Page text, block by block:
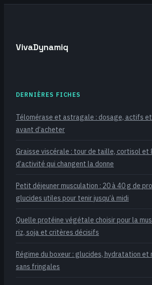
VivaDynamiq
DERNIÈRES FICHES
Télomérase et astragale : dosage, actifs
avant d’acheter
Graisse viscérale : tour de taille, cortisol et
d’activité qui changent la donne
Petit déjeuner musculation : 20 à 40 g de
glucides utiles pour tenir jusqu’à midi
Quelle protéine végétale choisir pour la
riz, soja et critères décisifs
Régime du boxeur : glucides, hydratation et
sans fringales